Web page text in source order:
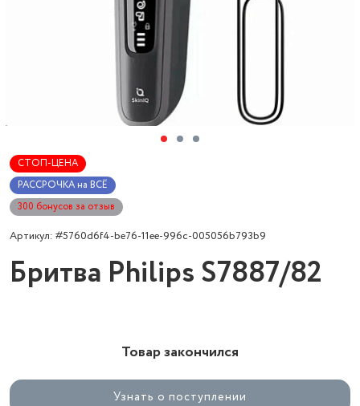
СТОП-ЦЕНА
РАССРОЧКА на ВСЁ
300 бонусов за отзыв
Артикул: #5760d6f4-be76-11ee-996c-005056b793b9
Бритва Philips S7887/82
Товар закончился
Узнать о поступлении